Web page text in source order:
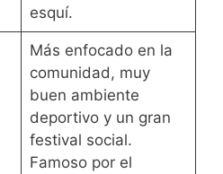
esquí.
Más enfocado en la
comunidad, muy
buen ambiente
deportivo y un gran
festival social.
Famoso por el